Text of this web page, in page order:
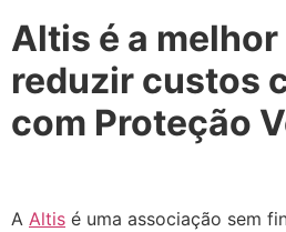
Altis é a
reduzir custos
com Proteção
A Altis é uma associação sem